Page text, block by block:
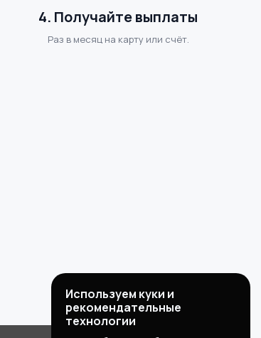
4. Получайте выплаты
Раз в месяц на карту или счёт.
Используем куки и
рекомендательные
технологии